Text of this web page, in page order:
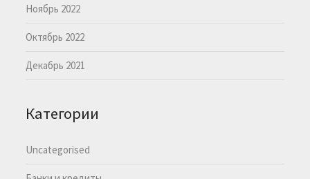
Ноябрь 2022
Октябрь 2022
Декабрь 2021
Категории
Uncategorised